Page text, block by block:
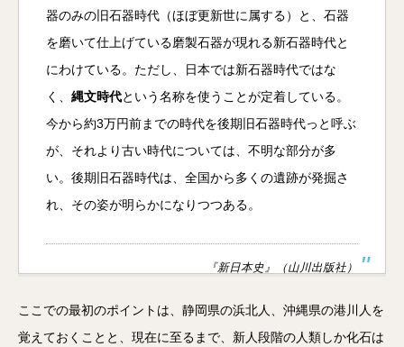
器のみの旧石器時代（ほぼ更新世に属する）と、石器
を磨いて仕上げている磨製石器が現れる新石器時代と
にわけている。ただし、日本では新石器時代ではな
く、 縄文時代という名称を使うことが定着している。
今から約3万円前までの時代を後期旧石器時代っと呼ぶ
が、それより古い時代については、不明な部分が多
い。後期旧石器時代は、全国から多くの遺跡が発掘さ
れ、その姿が明らかになりつつある。
『新日本史』（山川出版社）
ここでの最初のポイントは、静岡県の浜北人、沖縄県の港川人を
覚えておくことと、現在に至るまで、新人段階の人類しか化石は